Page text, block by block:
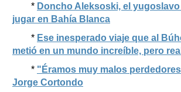
* Doncho Aleksoski, el
jugar en Bahía Blanca
* Ese inesperado viaje que al
metió en un mundo increíble, pero real
* "Éramos muy malos
Jorge Cortondo